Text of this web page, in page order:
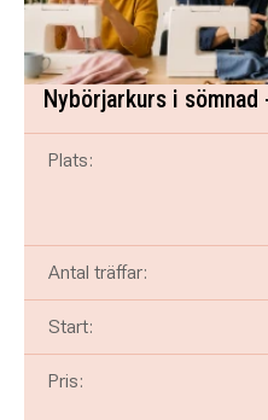
Nybörjarkurs i
Plats:
Antal träffar:
Start:
Pris: